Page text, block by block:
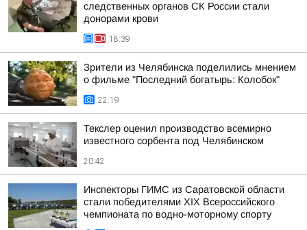
следственных органов СК России стали
донорами крови
18:39
Зрители из Челябинска поделились мнением
о фильме "Последний богатырь: Колобок"
22:19
Текслер оценил производство всемирно
известного сорбента под Челябинском
20:42
Инспекторы ГИМС из Саратовской области
стали победителями XIX Всероссийского
чемпионата по водно-моторному спорту